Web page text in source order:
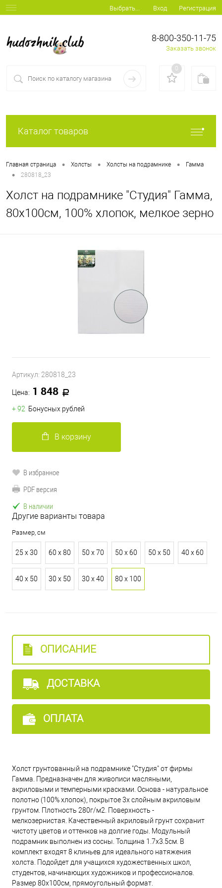
Выбрать... Вход Регистрация
8-800-350-11-75
Заказать звонок
0
Каталог товаров
Главная страница • Холсты • Холсты на подрамнике • Гамма
• 280818_23
Холст на подрамнике "Студия" Гамма,
80х100см, 100% хлопок, мелкое зерно
Артикул: 280818_23
Цена: 1 848
+ 92 Бонусных рублей
В корзину
В избранное
PDF версия
В наличии
Другие варианты товара
Размер, см
25 х 30 60 х 80 50 х 70 50 х 60 50 х 50 40 х 60
40 х 50 30 х 50 30 х 40 80 х 100
ОПИСАНИЕ
ДОСТАВКА
ОПЛАТА
Холст грунтованный на подрамнике "Студия" от фирмы
Гамма. Предназначен для живописи масляными,
акриловыми и темперными красками. Основа - натуральное
полотно (100% хлопок), покрытое 3х слойным акриловым
грунтом. Плотность 280г/м2. Поверхность -
мелкозернистая. Качественный акриловый грунт сохранит
чистоту цветов и оттенков на долгие годы. Модульный
подрамник выполнен из сосны. Толщина 1.7х3.5см. В
комплект входят 8 клиньев для идеального натяжения
холста. Подойдет для учащихся художественных школ,
студентов, начинающих художников и профессионалов.
Размер 80х100см, прямоугольный формат.